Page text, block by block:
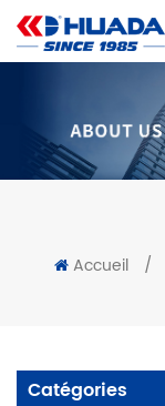
Accueil /
Catégories